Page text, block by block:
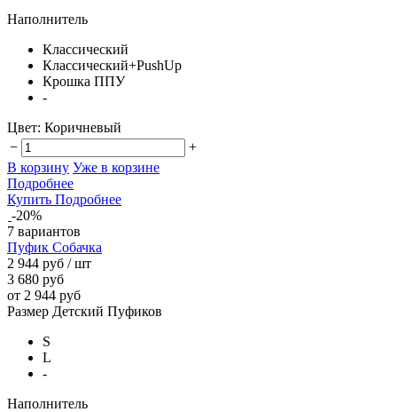
Наполнитель
Классический
Классический+PushUp
Крошка ППУ
-
Цвет: Коричневый
−
+
В корзину Уже в корзине
Подробнее
Купить Подробнее
-20%
7 вариантов
Пуфик Собачка
2 944 руб / шт
3 680 руб
от 2 944 руб
Размер Детский Пуфиков
S
L
-
Наполнитель